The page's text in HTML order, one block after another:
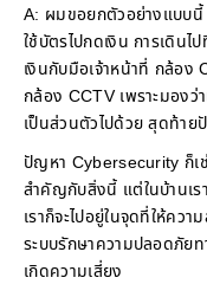
A: ผมขอยกตัวอย่างแบบนี้
ใช้บัตรไปกดเงิน การเดิน
เงินกับมือเจ้าหน้าที่ กล้อง
กล้อง CCTV เพราะมองว่
เป็นส่วนตัวไปด้วย สุดท้า
ปัญหา Cybersecurity ก็เ
สำคัญกับสิ่งนี้ แต่ในบ้านเร
เราก็จะไปอยู่ในจุดที่ให้ควา
ระบบรักษาความปลอดภัยท
เกิดความเสี่ยง